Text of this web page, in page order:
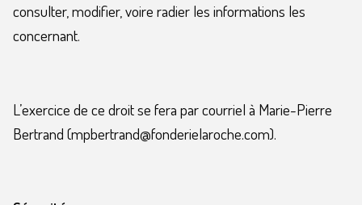
consulter, modifier, voire radier les informations les
concernant.
L’exercice de ce droit se fera par courriel à Marie-Pierre
Bertrand (mpbertrand@fonderielaroche.com).